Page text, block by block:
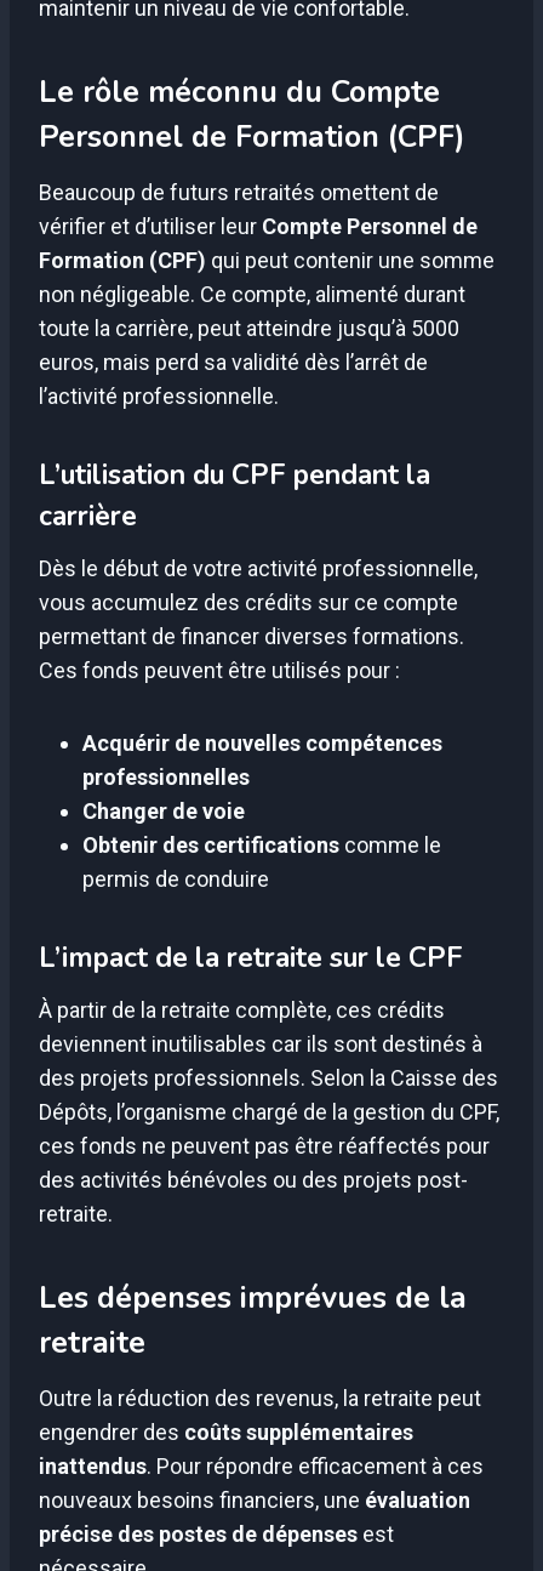
maintenir un niveau de vie confortable.
Le rôle méconnu du Compte
Personnel de Formation (CPF)
Beaucoup de futurs retraités omettent de
vérifier et d’utiliser leur Compte Personnel de
Formation (CPF) qui peut contenir une somme
non négligeable. Ce compte, alimenté durant
toute la carrière, peut atteindre jusqu’à 5000
euros, mais perd sa validité dès l’arrêt de
l’activité professionnelle.
L’utilisation du CPF pendant la
carrière
Dès le début de votre activité professionnelle,
vous accumulez des crédits sur ce compte
permettant de financer diverses formations.
Ces fonds peuvent être utilisés pour :
Acquérir de nouvelles compétences
professionnelles
Changer de voie
Obtenir des certifications comme le
permis de conduire
L’impact de la retraite sur le CPF
À partir de la retraite complète, ces crédits
deviennent inutilisables car ils sont destinés à
des projets professionnels. Selon la Caisse des
Dépôts, l’organisme chargé de la gestion du CPF,
ces fonds ne peuvent pas être réaffectés pour
des activités bénévoles ou des projets post-
retraite.
Les dépenses imprévues de la
retraite
Outre la réduction des revenus, la retraite peut
engendrer des coûts supplémentaires
inattendus. Pour répondre efficacement à ces
nouveaux besoins financiers, une évaluation
précise des postes de dépenses est